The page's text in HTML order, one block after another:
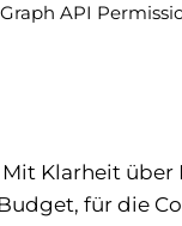
API
Klarheit über
für die